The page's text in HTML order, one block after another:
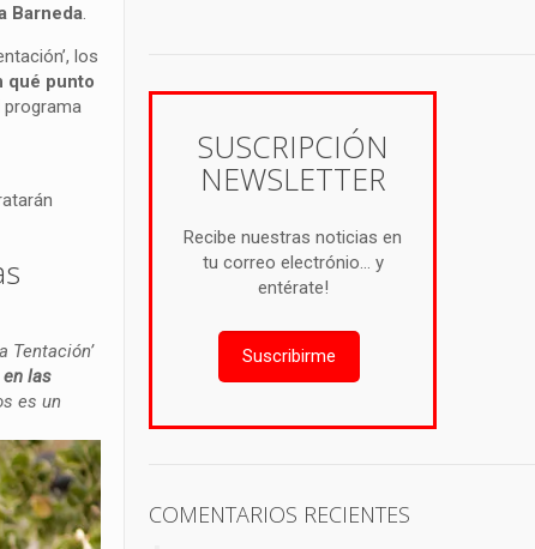
Barneda
los
qué punto
Tentación’
en las
es un
SUSCRIPCIÓN
NEWSLETTER
Recibe nuestras noticias en
tu correo electrónio... y
entérate!
Suscribirme
COMENTARIOS RECIENTES